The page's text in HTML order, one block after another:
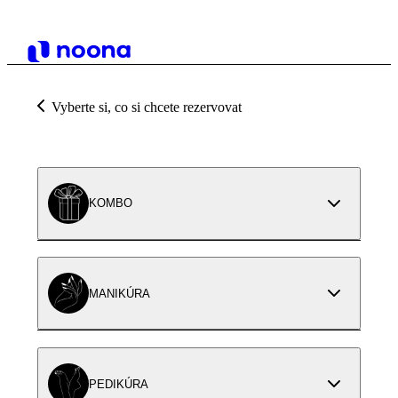
Vyberte si, co si chcete rezervovat
KOMBO
MANIKÚRA
PEDIKÚRA